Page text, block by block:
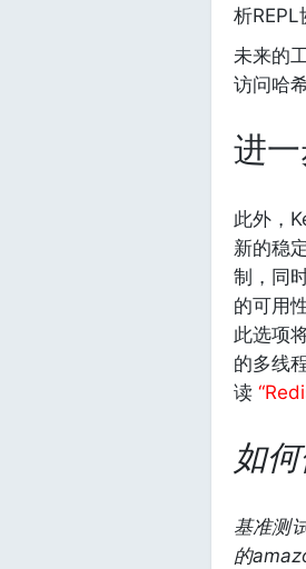
析REPL
未来的
访问哈
进
此外，
新的稳
制，同
的可用
此选项
的多线
读
如
基准测
的